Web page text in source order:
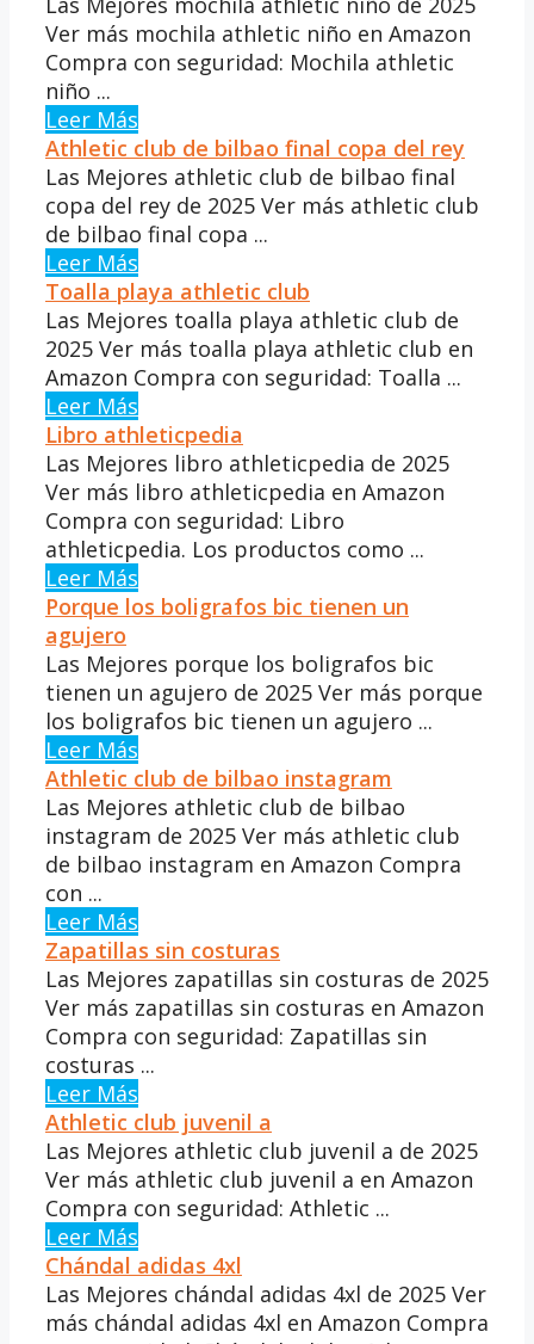
Ver más mochila athletic niño en Amazon
Compra con seguridad: Mochila athletic
niño ...
Leer Más
Athletic club de bilbao final copa del rey
Las Mejores athletic club de bilbao final
copa del rey de 2025 Ver más athletic club
de bilbao final copa ...
Leer Más
Toalla playa athletic club
Las Mejores toalla playa athletic club de
2025 Ver más toalla playa athletic club en
Amazon Compra con seguridad: Toalla ...
Leer Más
Libro athleticpedia
Las Mejores libro athleticpedia de 2025
Ver más libro athleticpedia en Amazon
Compra con seguridad: Libro
athleticpedia. Los productos como ...
Leer Más
Porque los boligrafos bic tienen un
agujero
Las Mejores porque los boligrafos bic
tienen un agujero de 2025 Ver más porque
los boligrafos bic tienen un agujero ...
Leer Más
Athletic club de bilbao instagram
Las Mejores athletic club de bilbao
instagram de 2025 Ver más athletic club
de bilbao instagram en Amazon Compra
con ...
Leer Más
Zapatillas sin costuras
Las Mejores zapatillas sin costuras de 2025
Ver más zapatillas sin costuras en Amazon
Compra con seguridad: Zapatillas sin
costuras ...
Leer Más
Athletic club juvenil a
Las Mejores athletic club juvenil a de 2025
Ver más athletic club juvenil a en Amazon
Compra con seguridad: Athletic ...
Leer Más
Chándal adidas 4xl
Las Mejores chándal adidas 4xl de 2025 Ver
más chándal adidas 4xl en Amazon Compra